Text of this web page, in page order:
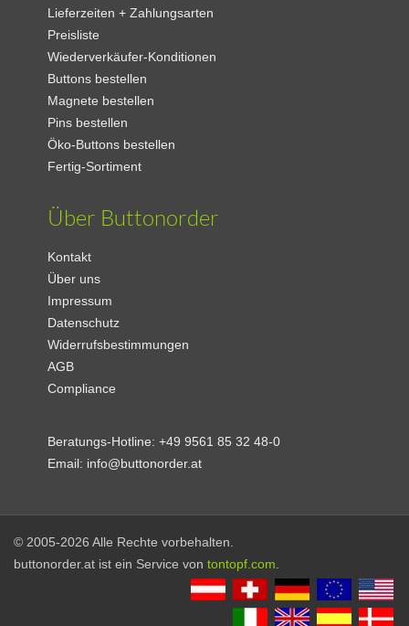
Lieferzeiten + Zahlungsarten
Preisliste
Wiederverkäufer-Konditionen
Buttons bestellen
Magnete bestellen
Pins bestellen
Öko-Buttons bestellen
Fertig-Sortiment
Über Buttonorder
Kontakt
Über uns
Impressum
Datenschutz
Widerrufsbestimmungen
AGB
Compliance
Beratungs-Hotline:+49 9561 85 32 48-0
Email: info@buttonorder.at
© 2005-2026 Alle Rechte vorbehalten.
buttonorder.at ist ein Service von tontopf.com.